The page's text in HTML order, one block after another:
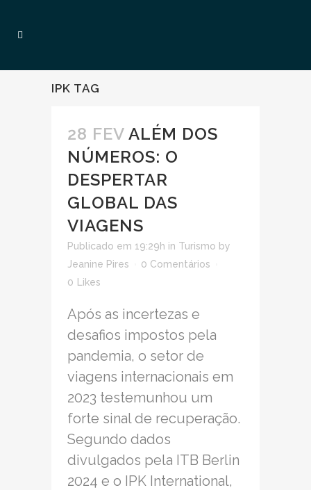
IPK TAG
28 FEV ALÉM DOS
NÚMEROS: O
DESPERTAR
GLOBAL DAS
VIAGENS
Publicado em 19:29h in Turismo by
Jeanine Pires
0 Comentários
0
Likes
Após as incertezas e
desafios impostos pela
pandemia, o setor de
viagens internacionais em
2023 testemunhou um
forte sinal de recuperação.
Segundo dados
divulgados pela ITB Berlin
2024 e o IPK International,